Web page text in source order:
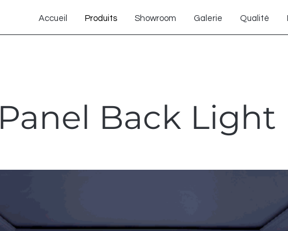
Accueil Produits Showroom Galerie Qualité
Panel Back Light